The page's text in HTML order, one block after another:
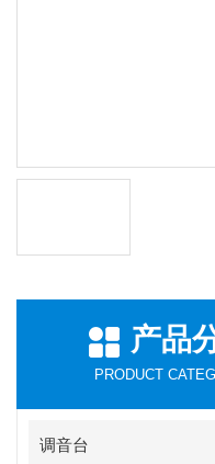
产品
PRODUCT
调音台